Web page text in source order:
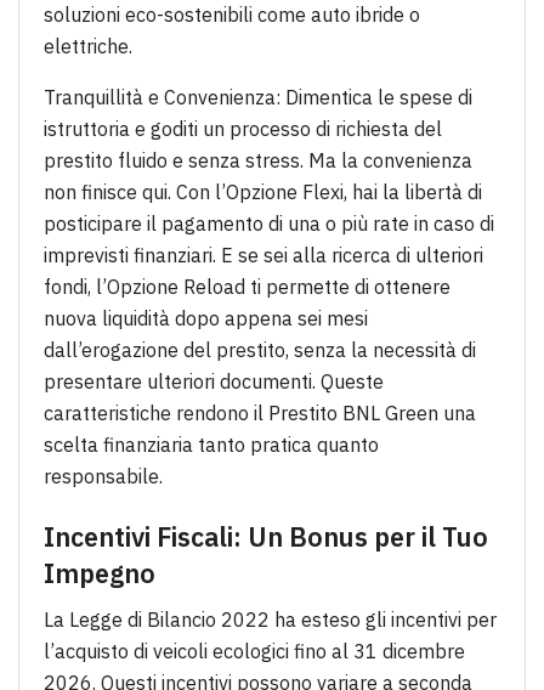
soluzioni eco-sostenibili come auto ibride o
elettriche.
Tranquillità e Convenienza: Dimentica le spese di
istruttoria e goditi un processo di richiesta del
prestito fluido e senza stress. Ma la convenienza
non finisce qui. Con l’Opzione Flexi, hai la libertà di
posticipare il pagamento di una o più rate in caso di
imprevisti finanziari. E se sei alla ricerca di ulteriori
fondi, l’Opzione Reload ti permette di ottenere
nuova liquidità dopo appena sei mesi
dall’erogazione del prestito, senza la necessità di
presentare ulteriori documenti. Queste
caratteristiche rendono il Prestito BNL Green una
scelta finanziaria tanto pratica quanto
responsabile.
Incentivi Fiscali: Un Bonus per il Tuo
Impegno
La Legge di Bilancio 2022 ha esteso gli incentivi per
l’acquisto di veicoli ecologici fino al 31 dicembre
2026. Questi incentivi possono variare a seconda